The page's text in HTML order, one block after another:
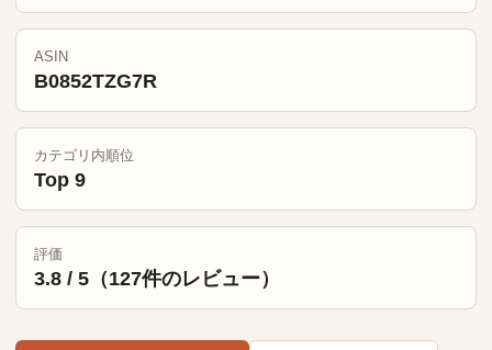
ASIN
B0852TZG7R
カテゴリ内順位
Top 9
評価
3.8 / 5（127件のレビュー）